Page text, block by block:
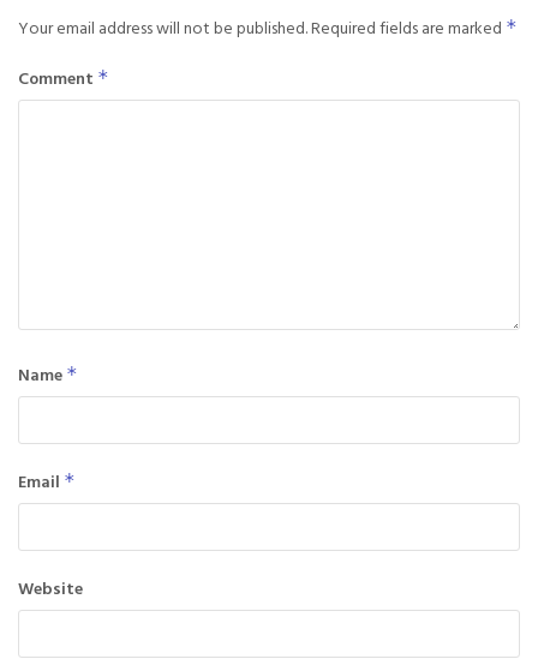
Your email address will not be published.Required fields are marked *
Comment *
Name *
Email *
Website